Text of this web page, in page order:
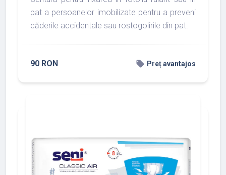
pat a persoanelor imobilizate pentru a preveni
căderile accidentale sau rostogolirile din pat.
90 RON local_offer Preț avantajos